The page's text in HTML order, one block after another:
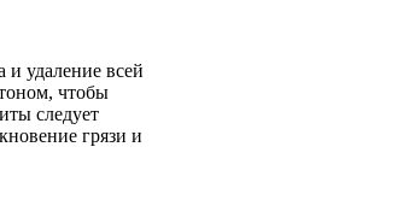
удаление всей
чтобы
следует
грязи и